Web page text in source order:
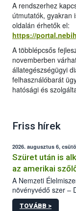
A rendszerhez
útmutatók, gyakran
oldalán érhetők el:
https://
A többlépcsős
novemberben
állategészségügyi
felhasználóbarát
hatósági és
Friss hírek
2026. augusztus 6,
Szüret után is
az amerikai
A Nemzeti
növényvédő szer –
engedélyokiratát
egészen a
TOVÁBB >